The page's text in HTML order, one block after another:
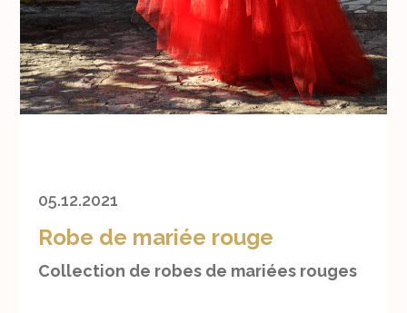
05.12.2021
Robe de mariée rouge
Collection de robes de mariées rouges